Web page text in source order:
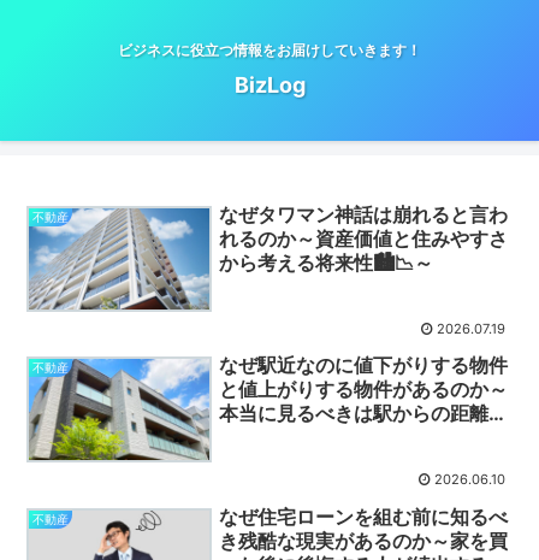
ビジネスに役立つ情報をお届けしていきます！
BizLog
不動産
なぜタワマン神話は崩れると言わ
れるのか～資産価値と住みやすさ
から考える将来性🏙️📉～
2026.07.19
不動産
なぜ駅近なのに値下がりする物件
と値上がりする物件があるのか～
本当に見るべきは駅からの距離で
2026.06.10
不動産
なぜ住宅ローンを組む前に知るべ
き残酷な現実があるのか～家を買